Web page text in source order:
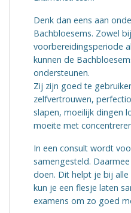
Denk dan eens aan
Bachbloesems. Zowel
voorbereidingsperiode
kunnen de
ondersteunen.
Zij zijn goed te
zelfvertrouwen,
slapen, moeilijk dingen
moeite met
In een consult wordt
samengesteld.
doen. Dit helpt je bij
kun je een flesje laten
examens om zo goed